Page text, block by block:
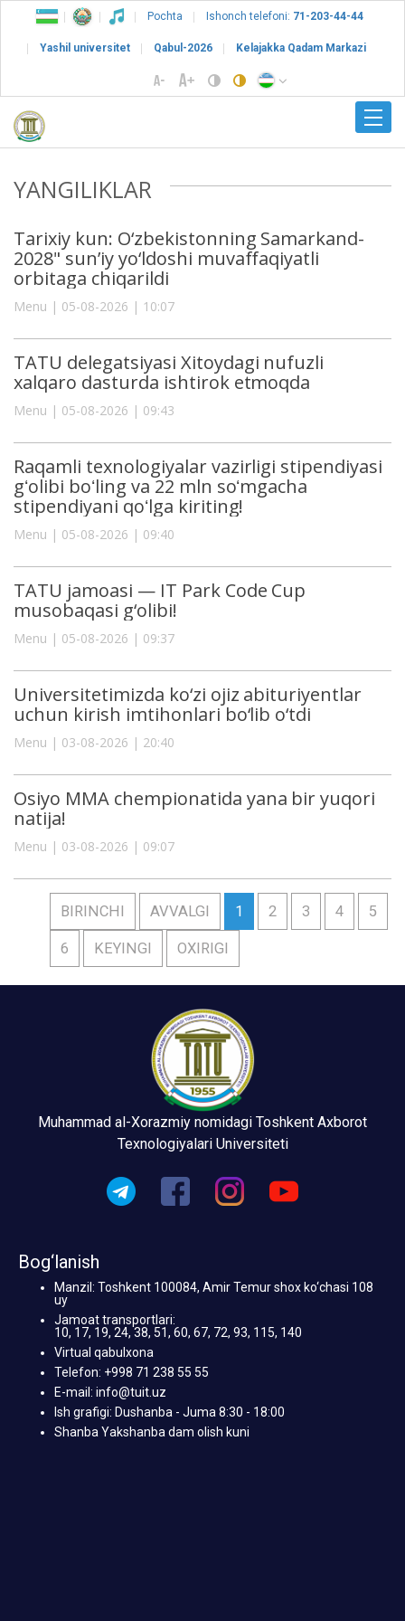
Pochta Ishonch telefoni: 71-203-44-44
Yashil universitet Qabul-2026 Kelajakka Qadam Markazi
YANGILIKLAR
Tarixiy kun: O‘zbekistonning Samarkand-
2028" sun’iy yo‘ldoshi muvaffaqiyatli
orbitaga chiqarildi
Menu | 05-08-2026 | 10:07
TATU delegatsiyasi Xitoydagi nufuzli
xalqaro dasturda ishtirok etmoqda
Menu | 05-08-2026 | 09:43
Raqamli texnologiyalar vazirligi stipendiyasi
gʻolibi boʻling va 22 mln soʻmgacha
stipendiyani qoʻlga kiriting!
Menu | 05-08-2026 | 09:40
TATU jamoasi — IT Park Code Cup
musobaqasi g‘olibi!
Menu | 05-08-2026 | 09:37
Universitetimizda ko‘zi ojiz abituriyentlar
uchun kirish imtihonlari bo‘lib o‘tdi
Menu | 03-08-2026 | 20:40
Osiyo MMA chempionatida yana bir yuqori
natija!
Menu | 03-08-2026 | 09:07
BIRINCHI AVVALGI 1 2 3 4 5
6 KEYINGI OXIRIGI
Muhammad al-Xorazmiy nomidagi Toshkent Axborot
Texnologiyalari Universiteti
Bog‘lanish
Manzil: Toshkent 100084, Amir Temur shox ko‘chasi 108
uy
Jamoat transportlari:
10, 17, 19, 24, 38, 51, 60, 67, 72, 93, 115, 140
Virtual qabulxona
Telefon: +998 71 238 55 55
E-mail: info@tuit.uz
Ish grafigi: Dushanba - Juma 8:30 - 18:00
Shanba Yakshanba dam olish kuni